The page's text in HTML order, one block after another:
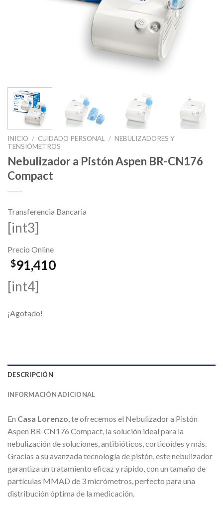
INICIO / CUIDADO PERSONAL / NEBULIZADORES Y
TENSIÓMETROS
Nebulizador a Pistón Aspen BR-CN176
Compact
Transferencia Bancaria
[int3]
Precio Online
$91,410
[int4]
¡Agotado!
DESCRIPCIÓN
INFORMACIÓN ADICIONAL
En Casa Lorenzo , te ofrecemos el Nebulizador a Pistón
Aspen BR-CN176 Compact, la solución ideal para la
nebulización de soluciones, antibióticos, corticoides y más.
Gracias a su avanzada tecnología de pistón, este nebulizador
garantiza un tratamiento eficaz y rápido, con un tamaño de
partículas MMAD de 3 micrómetros, perfecto para una
distribución óptima de la medicación.